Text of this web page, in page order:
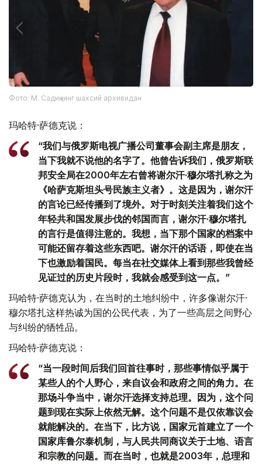
Фото: М. Садиқнинг шахсий архивидан
玛哈特·萨德克说：
“我们与俄罗斯电视广播公司董事会副主席是朋友，
当下我就不说他的名字了。他曾告诉我们，俄罗斯联
邦安全局在2000年左右曾将谢尔汗·穆尔塔扎称之为
《哈萨克斯坦头号民族主义者》。这是因为，谢尔汗
的言论已经传播到了境外。对于时刻关注着我们这个
年轻共和国发展步伐的邻国而言，谢尔汗·穆尔塔扎
的言行是值得注意的。我想，当下那个国家的档案中
可能还留存着这些东西吧。谢尔汗的话语，即使在当
下也激励着国民。每当在社交媒体上看到那些我曾经
见证过的历史片段时，我就会感受到这一点。”
玛哈特·萨德克认为，在当时的土地纠纷中，许多像谢尔汗·
穆尔塔扎这样热诚为国的公民代表，为了一些高层之间野心
与纠纷的牺牲品。
玛哈特·萨德克说：
“当一段时间后我们回首往事时，那些事情似乎属于
某些人的个人野心，来自议会和政府之间的角力。在
那场斗争当中，谢尔汗选择支持总理。因为，这个问
题到现在实际上依然无解。这个问题不是仅依靠议会
就能解决的。在当下，比方说，国家元首建立了一个
国家库鲁尔泰机制，与人民共同商议关于土地、语言
和宗教的问题。而在当时，也就是2003年，总理和